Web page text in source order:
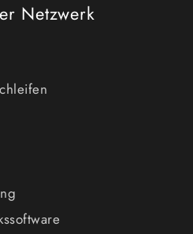
Netzwerk